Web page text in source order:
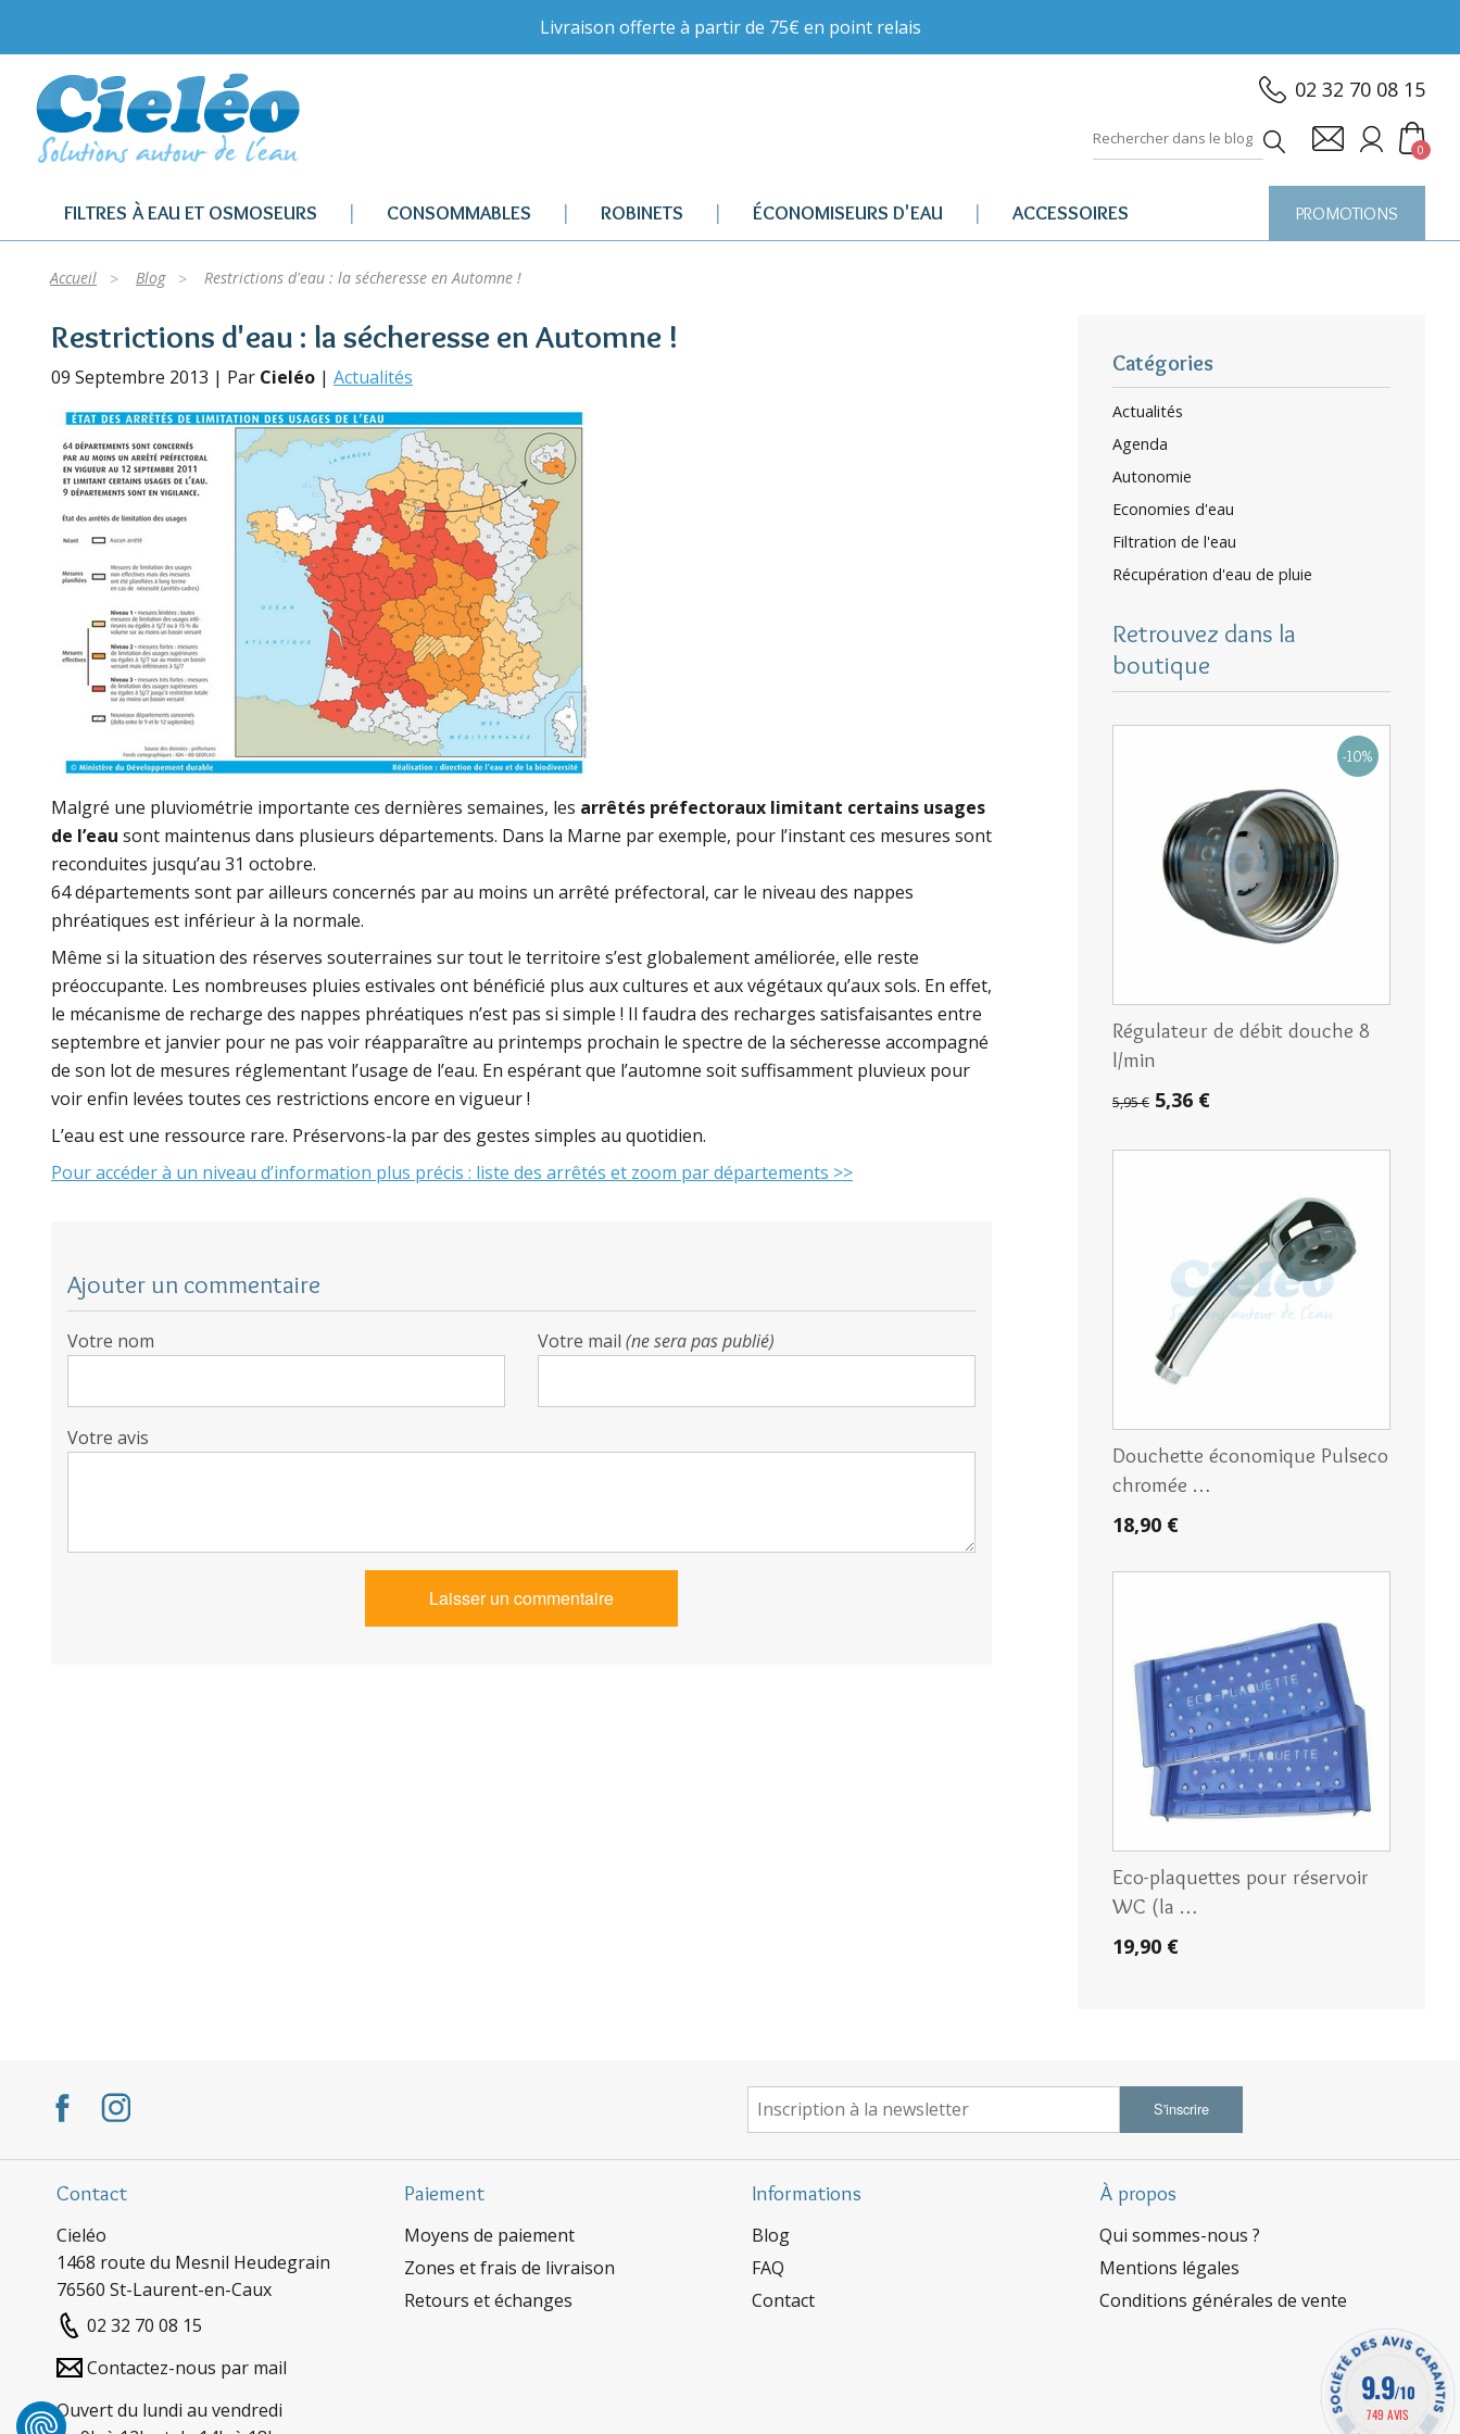
Livraison offerte à partir de 75€ en point relais
02 32 70 08 15
0
FILTRES À EAU ET OSMOSEURS CONSOMMABLES ROBINETS ÉCONOMISEURS D'EAU ACCESSOIRES PROMOTIONS
Accueil Blog Restrictions d'eau : la sécheresse en Automne !
Restrictions d'eau : la sécheresse en Automne !
09 Septembre 2013 | Par Cieléo | Actualités
Malgré une pluviométrie importante ces dernières semaines, les arrêtés préfectoraux limitant certains usages
de l’eau sont maintenus dans plusieurs départements. Dans la Marne par exemple, pour l’instant ces mesures sont
reconduites jusqu’au 31 octobre.
64 départements sont par ailleurs concernés par au moins un arrêté préfectoral, car le niveau des nappes
phréatiques est inférieur à la normale.
Même si la situation des réserves souterraines sur tout le territoire s’est globalement améliorée, elle reste
préoccupante. Les nombreuses pluies estivales ont bénéficié plus aux cultures et aux végétaux qu’aux sols. En effet,
le mécanisme de recharge des nappes phréatiques n’est pas si simple ! Il faudra des recharges satisfaisantes entre
septembre et janvier pour ne pas voir réapparaître au printemps prochain le spectre de la sécheresse accompagné
de son lot de mesures réglementant l’usage de l’eau. En espérant que l’automne soit suffisamment pluvieux pour
voir enfin levées toutes ces restrictions encore en vigueur !
L’eau est une ressource rare. Préservons-la par des gestes simples au quotidien.
Pour accéder à un niveau d’information plus précis : liste des arrêtés et zoom par départements >>
Ajouter un commentaire
Votre nom Votre mail (ne sera pas publié)
Votre avis
Catégories
Actualités
Agenda
Autonomie
Economies d'eau
Filtration de l'eau
Récupération d'eau de pluie
Retrouvez dans la
boutique
-10%
Régulateur de débit douche 8
l/min
5,95 € 5,36 €
Douchette économique Pulseco
chromée …
18,90 €
Eco-plaquettes pour réservoir
WC (la …
19,90 €
S'inscrire
Contact
Cieléo
1468 route du Mesnil Heudegrain
76560 St-Laurent-en-Caux
02 32 70 08 15
Contactez-nous par mail
Ouvert du lundi au vendredi
Paiement
Moyens de paiement
Zones et frais de livraison
Retours et échanges
Informations
Blog
FAQ
Contact
À propos
Qui sommes-nous ?
Mentions légales
Conditions générales de vente
9.9/10
749 AVIS